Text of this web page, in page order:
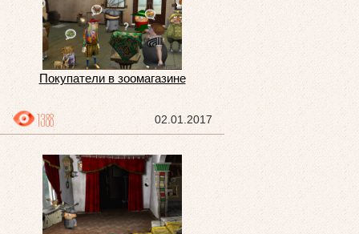
Покупатели в зоомагазине
02.01.2017
1388